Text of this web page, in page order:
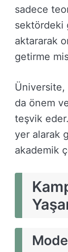
sadece
sektördeki
aktararak
getirme
Üniversite,
da önem
teşvik
yer alarak
akademik